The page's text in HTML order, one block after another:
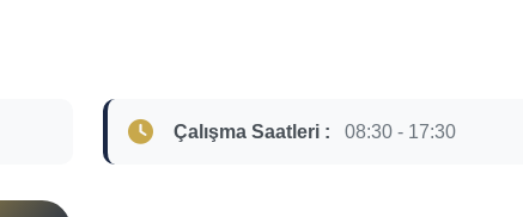
Çalışma Saatleri : 08:30 - 17:30